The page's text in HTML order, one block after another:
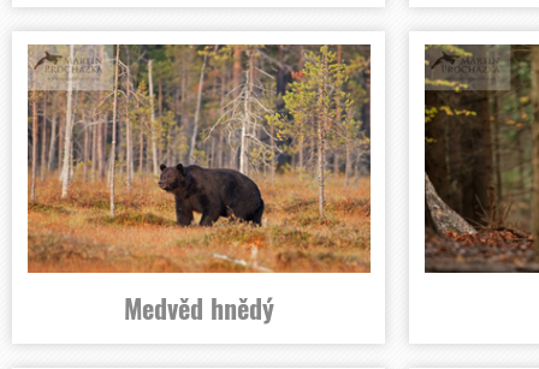
Medvěd hnědý